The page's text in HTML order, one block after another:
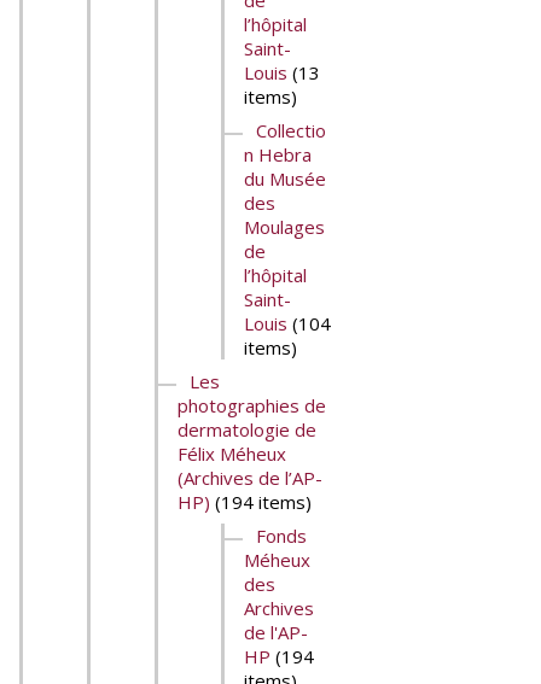
l’hôpital
Saint-
Louis (13
items)
Collectio
n Hebra
du Musée
des
Moulages
de
l’hôpital
Saint-
Louis (104
items)
Les
photographies de
dermatologie de
Félix Méheux
(Archives de l’AP-
HP) (194 items)
Fonds
Méheux
des
Archives
de l'AP-
HP (194